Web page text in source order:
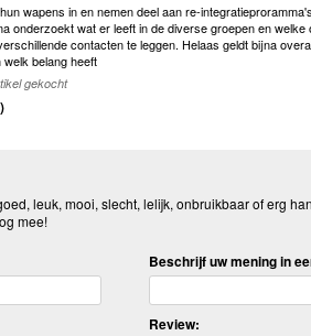
wapens in en nemen deel aan re-
onderzoekt wat er leeft in de diverse groepen en
contacten te leggen. Helaas geldt bijna
belang heeft
gekocht
)
leuk, mooi, slecht, lelijk, onbruikbaar of erg
mee!
Beschrijf uw mening in
Review: